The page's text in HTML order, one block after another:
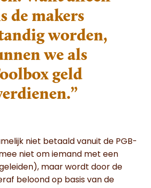
de makers
worden,
we als
geld
niet betaald vanuit de PGB-
niet om iemand met een
maar wordt door de
beloond op basis van de